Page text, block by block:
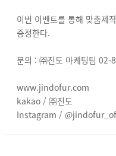
이번 이벤트를 통해 맞춤제
증정한다.
문의 : ㈜진도 마케팅팀 02-
www.jindofur.com
kakao / ㈜진도
Instagram /